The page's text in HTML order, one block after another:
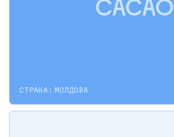
CACAO
СТРАНА: МОЛДОВА